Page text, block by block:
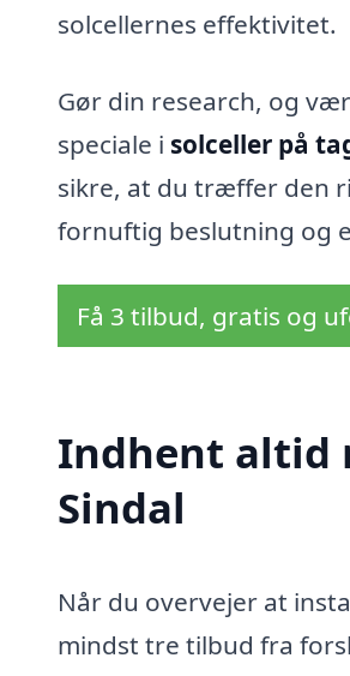
solcellernes effektivitet.
Gør din research, og
speciale i solceller på
sikre, at du træffer den
fornuftig beslutning og
Få 3 tilbud, gratis og
Indhent altid
Sindal
Når du overvejer at
mindst tre tilbud fra